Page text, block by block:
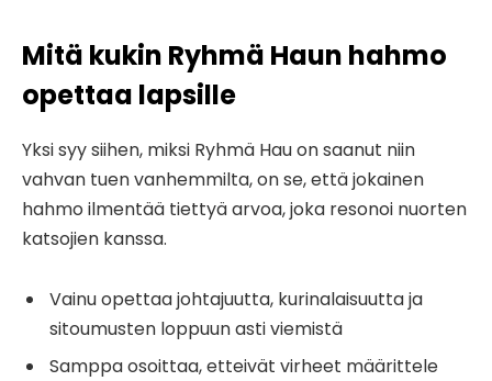
Mitä kukin Ryhmä Haun hahmo
opettaa lapsille
Yksi syy siihen, miksi Ryhmä Hau on saanut niin
vahvan tuen vanhemmilta, on se, että jokainen
hahmo ilmentää tiettyä arvoa, joka resonoi nuorten
katsojien kanssa.
Vainu opettaa johtajuutta, kurinalaisuutta ja
sitoumusten loppuun asti viemistä
Samppa osoittaa, etteivät virheet määrittele